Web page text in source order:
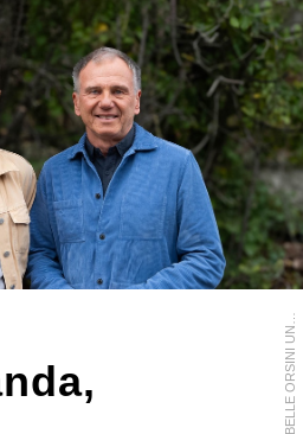
O
R
F
/
I
S
A
B
E
L
L
E
O
R
S
I
N
I
U
D
R
O
S
E
N
B
E
R
G